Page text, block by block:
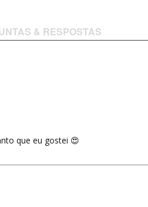
& RESPOSTAS
que eu gostei 😍